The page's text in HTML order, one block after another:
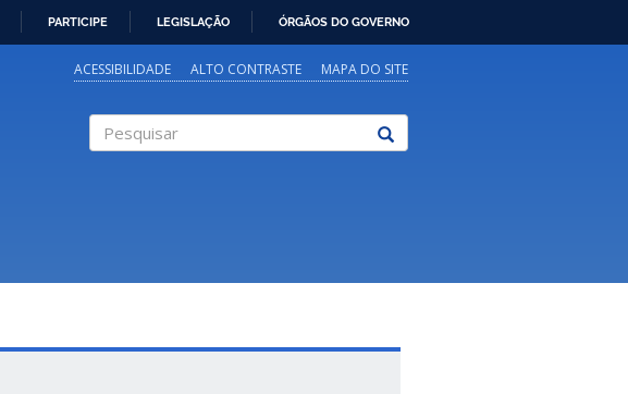
PARTICIPE LEGISLAÇÃO ÓRGÃOS DO GOVERNO
ACESSIBILIDADE ALTO CONTRASTE MAPA DO SITE